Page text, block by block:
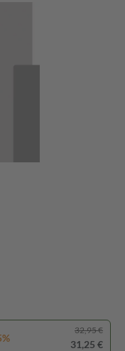
32,95 €
31,25 €